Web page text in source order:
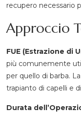
recupero necessario
Approccio
FUE (Estrazione di
più comunemente
per quello di barba.
trapianto di capelli e
Durata